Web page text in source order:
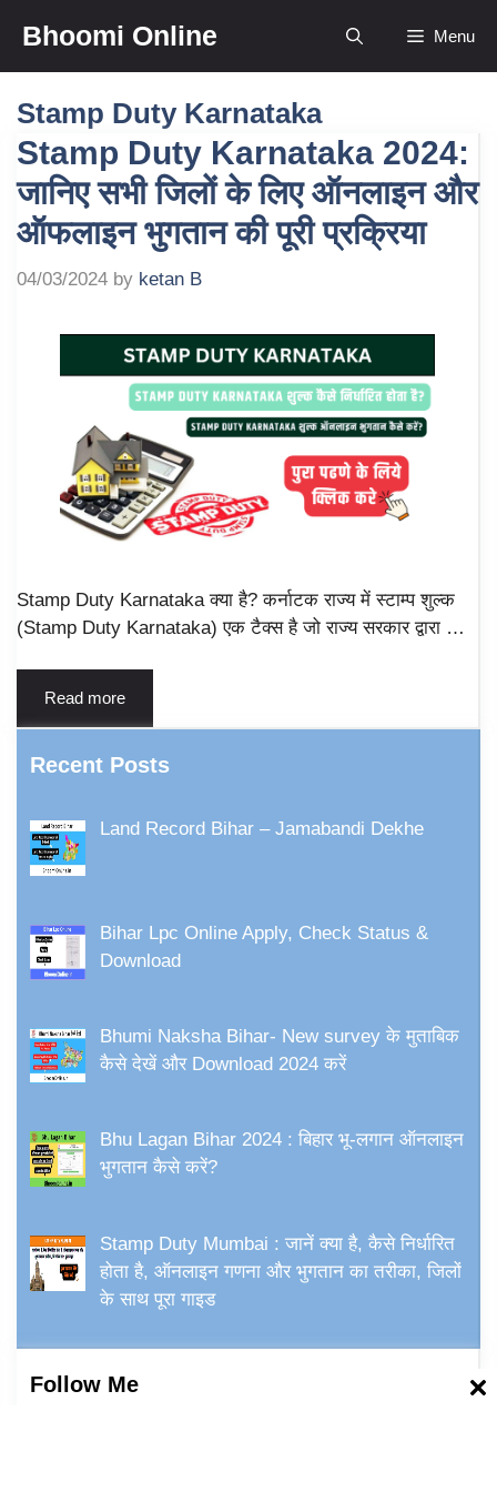
content
Bhoomi Online Menu
Stamp Duty Karnataka
Stamp Duty Karnataka 2024:
जानिए सभी जिलों के लिए ऑनलाइन और
ऑफलाइन भुगतान की पूरी प्रक्रिया
04/03/2024 by ketan B
Stamp Duty Karnataka क्या है? कर्नाटक राज्य में स्टाम्प शुल्क
(Stamp Duty Karnataka) एक टैक्स है जो राज्य सरकार द्वारा …
Read more
Recent Posts
Land Record Bihar – Jamabandi Dekhe
Bihar Lpc Online Apply, Check Status &
Download
Bhumi Naksha Bihar- New survey के मुताबिक
कैसे देखें और Download 2024 करें
Bhu Lagan Bihar 2024 : बिहार भू-लगान ऑनलाइन
भुगतान कैसे करें?
Stamp Duty Mumbai : जानें क्या है, कैसे निर्धारित
होता है, ऑनलाइन गणना और भुगतान का तरीका, जिलों
के साथ पूरा गाइड
Follow Me